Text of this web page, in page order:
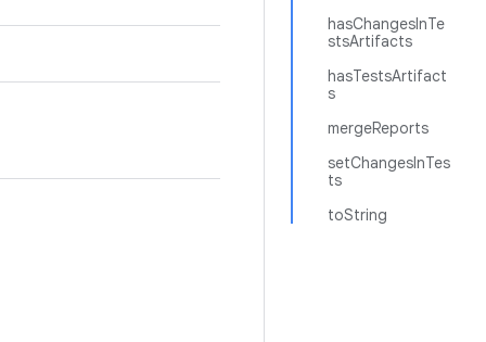
hasChangesInTe
stsArtifacts
hasTestsArtifact
s
mergeReports
setChangesInTes
ts
toString